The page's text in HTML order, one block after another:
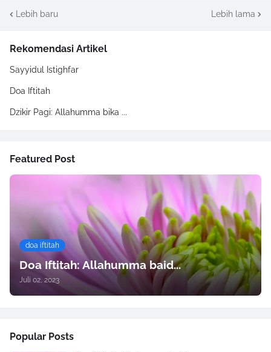
Lebih baru Lebih lama
Rekomendasi Artikel
Sayyidul Istighfar
Doa Iftitah
Dzikir Pagi: Allahumma bika ...
Featured Post
doa iftitah
Doa Iftitah: Allahumma baid...
Juli 02, 2023
Popular Posts